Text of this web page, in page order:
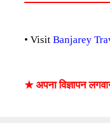
• Visit Banjarey
★ अपना विज्ञापन